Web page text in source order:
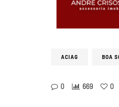
ACIAG BOA
0 669 0